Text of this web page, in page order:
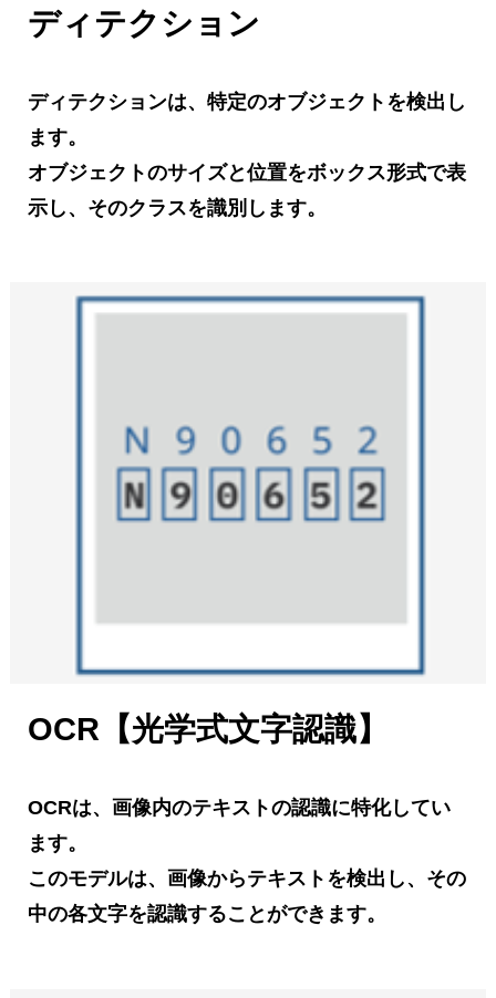
ディテクション
ディテクションは、特定のオブジェクトを検出し
ます。
オブジェクトのサイズと位置をボックス形式で表
示し、そのクラスを識別します。
OCR【光学式文字認識】
OCRは、画像内のテキストの認識に特化してい
ます。
このモデルは、画像からテキストを検出し、その
中の各文字を認識することができます。